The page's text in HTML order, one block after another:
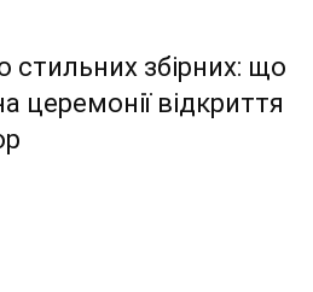
стильних збірних: що
церемонії відкриття